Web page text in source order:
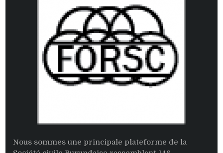
Nous sommes une principale plateforme de la